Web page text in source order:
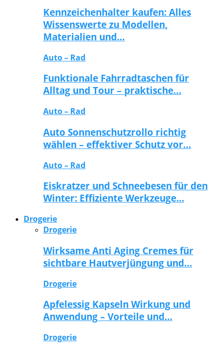
Kennzeichenhalter kaufen: Alles
Wissenswerte zu Modellen,
Materialien und…
Auto – Rad
Funktionale Fahrradtaschen für
Alltag und Tour – praktische…
Auto – Rad
Auto Sonnenschutzrollo richtig
wählen – effektiver Schutz vor…
Auto – Rad
Eiskratzer und Schneebesen für den
Winter: Effiziente Werkzeuge…
Drogerie
Drogerie
Wirksame Anti Aging Cremes für
sichtbare Hautverjüngung und…
Drogerie
Apfelessig Kapseln Wirkung und
Anwendung – Vorteile und…
Drogerie